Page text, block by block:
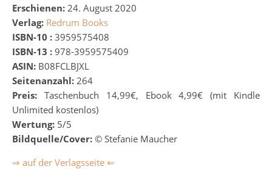
Erschienen: 24. August 2020
Verlag: Redrum Books
ISBN-10 : 3959575408
ISBN-13 : 978-3959575409
ASIN: B08FCLBJXL
Seitenanzahl: 264
Preis: Taschenbuch 14,99€, Ebook 4,99€ (mit Kindle
Unlimited kostenlos)
Wertung: 5/5
Bildquelle/Cover: © Stefanie Maucher
⇒ auf der Verlagsseite ⇐